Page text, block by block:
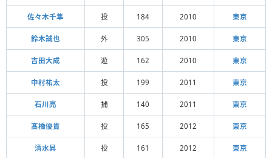
佐々木千隼 投 184 2010 東京
鈴木誠也 外 305 2010 東京
吉田大成 遊 162 2010 東京
中村祐太 投 199 2011 東京
石川亮 捕 140 2011 東京
髙橋優貴 投 165 2012 東京
清水昇 投 161 2012 東京